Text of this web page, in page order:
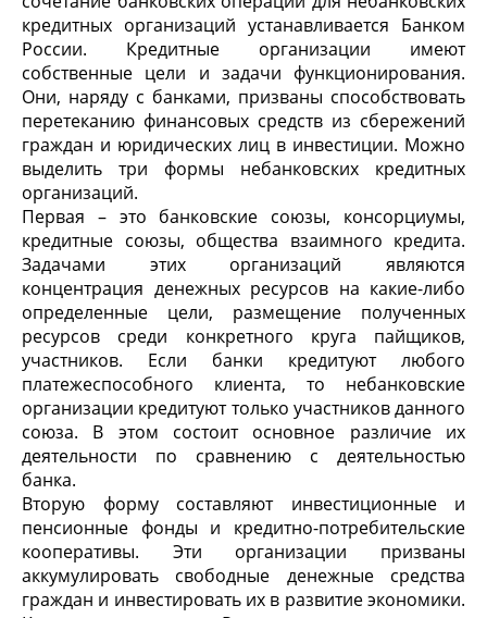
кредитных организаций устанавливается Банком
России. Кредитные организации имеют
собственные цели и задачи функционирования.
Они, наряду с банками, призваны способствовать
перетеканию финансовых средств из сбережений
граждан и юридических лиц в инвестиции. Можно
выделить три формы небанковских кредитных
организаций.
Первая – это банковские союзы, консорциумы,
кредитные союзы, общества взаимного кредита.
Задачами этих организаций являются
концентрация денежных ресурсов на какие-либо
определенные цели, размещение полученных
ресурсов среди конкретного круга пайщиков,
участников. Если банки кредитуют любого
платежеспособного клиента, то небанковские
организации кредитуют только участников данного
союза. В этом состоит основное различие их
деятельности по сравнению с деятельностью
банка.
Вторую форму составляют инвестиционные и
пенсионные фонды и кредитно-потребительские
кооперативы. Эти организации призваны
аккумулировать свободные денежные средства
граждан и инвестировать их в развитие экономики.